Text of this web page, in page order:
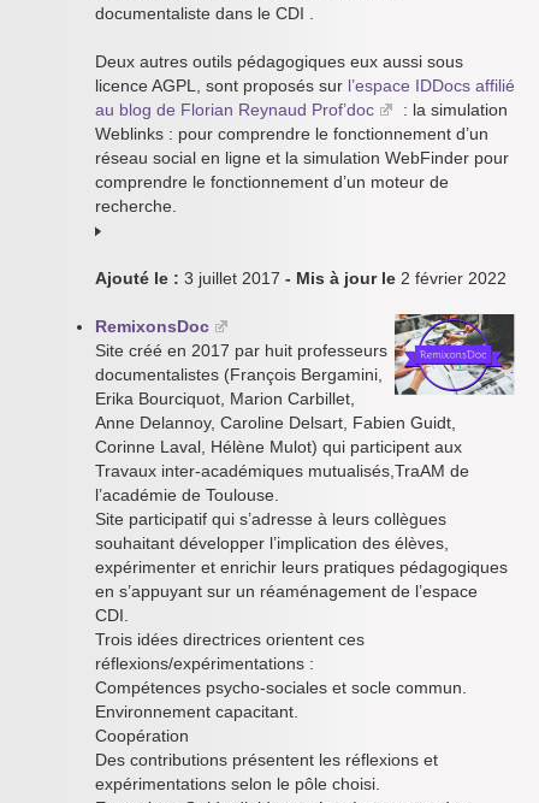
documentaliste dans le CDI .
Deux autres outils pédagogiques eux aussi sous
licence AGPL, sont proposés sur l’espace IDDocs affilié
au blog de Florian Reynaud Prof’doc
: la simulation
Weblinks : pour comprendre le fonctionnement d’un
réseau social en ligne et la simulation WebFinder pour
comprendre le fonctionnement d’un moteur de
recherche.
Ajouté le : 3 juillet 2017 - Mis à jour le 2 février 2022
RemixonsDoc
Site créé en 2017 par huit professeurs
documentalistes (François Bergamini,
Erika Bourciquot, Marion Carbillet,
Anne Delannoy, Caroline Delsart, Fabien Guidt,
Corinne Laval, Hélène Mulot) qui participent aux
Travaux inter-académiques mutualisés,TraAM de
l’académie de Toulouse.
Site participatif qui s’adresse à leurs collègues
souhaitant développer l’implication des élèves,
expérimenter et enrichir leurs pratiques pédagogiques
en s’appuyant sur un réaménagement de l’espace
CDI.
Trois idées directrices orientent ces
réflexions/expérimentations :
Compétences psycho-sociales et socle commun.
Environnement capacitant.
Coopération
Des contributions présentent les réflexions et
expérimentations selon le pôle choisi.